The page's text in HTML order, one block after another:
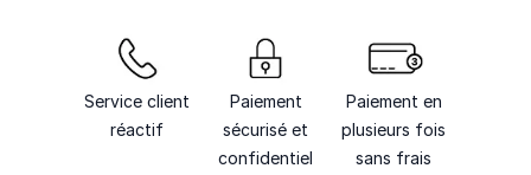
Service client
réactif
Paiement
sécurisé et
confidentiel
Paiement en
plusieurs fois
sans frais